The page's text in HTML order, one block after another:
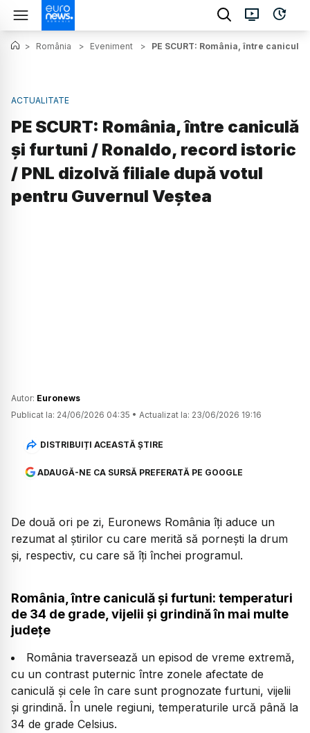
> România > Eveniment > PE SCURT: România, între
ACTUALITATE
PE SCURT: România, între caniculă
și furtuni / Ronaldo, record istoric
/ PNL dizolvă filiale după votul
pentru Guvernul Veștea
Autor: Euronews
Publicat la: 24/06/2026 04:35 • Actualizat la: 23/06/2026 19:16
DISTRIBUIȚI ACEASTĂ ȘTIRE
ADAUGĂ-NE CA SURSĂ PREFERATĂ PE GOOGLE
De două ori pe zi, Euronews România îți aduce un
rezumat al știrilor cu care merită să pornești la drum
și, respectiv, cu care să îți închei programul.
România, între caniculă și furtuni: temperaturi
de 34 de grade, vijelii și grindină în mai multe
județe
România traversează un episod de vreme extremă,
cu un contrast puternic între zonele afectate de
caniculă și cele în care sunt prognozate furtuni, vijelii
și grindină. În unele regiuni, temperaturile urcă până la
34 de grade Celsius.